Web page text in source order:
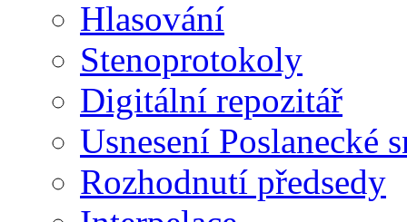
Hlasování
Stenoprotokoly
Digitální repozitář
Usnesení Poslanecké
Rozhodnutí předsedy